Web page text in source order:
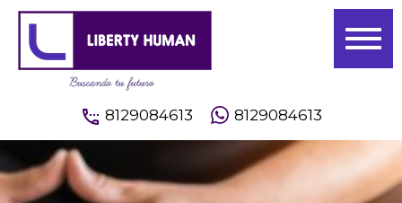
8129084613 8129084613